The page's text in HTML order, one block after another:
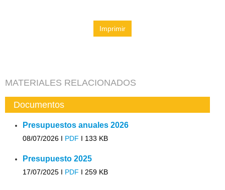
Imprimir
MATERIALES RELACIONADOS
Documentos
Presupuestos anuales 2026
08/07/2026 I PDF I 133 KB
Presupuesto 2025
17/07/2025 I PDF I 259 KB